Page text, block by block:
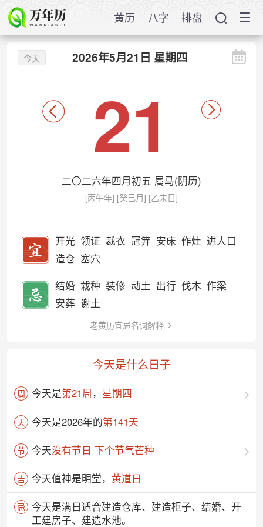
黄历 八字 排盘
今天 2026年5月21日 星期四
21
二〇二六年四月初五 属马(阴历)
[丙午年] [癸巳月] [乙未日]
开光 领证 裁衣 冠笄 安床 作灶 进人口
造仓 塞穴
结婚 栽种 装修 动土 出行 伐木 作梁
安葬 谢土
老黄历宜忌名词解释
今天是什么日子
周 今天是第21周 ， 星期四
天 今天是2026年的第141天
节 今天没有节日 下个节气芒种
吉 今天值神是明堂， 黄道日
忌 今天是满日适合建造仓库、建造柜子、结婚、开
工建房子、建造水池。